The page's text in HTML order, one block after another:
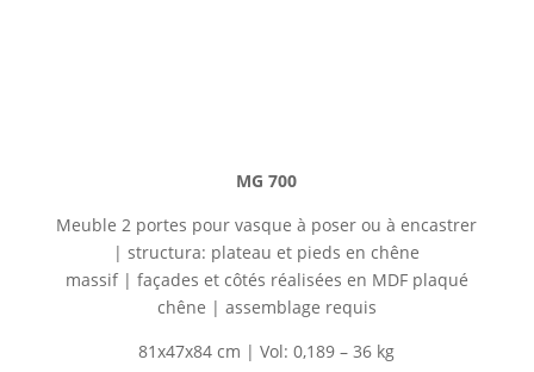
MG 700
Meuble 2 portes pour vasque à poser ou à encastrer
| structura: plateau et pieds enchêne
massif | façades et côtés réalisées en MDF plaqué
chêne | assemblage requis
81x47x84 cm | Vol: 0,189 – 36 kg